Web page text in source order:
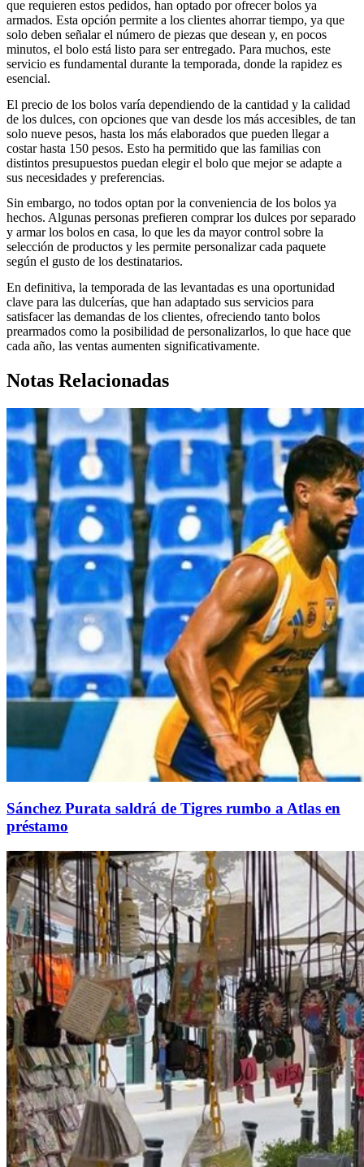
que requieren estos pedidos, han optado por ofrecer bolos ya
armados. Esta opción permite a los clientes ahorrar tiempo, ya que
solo deben señalar el número de piezas que desean y, en pocos
minutos, el bolo está listo para ser entregado. Para muchos, este
servicio es fundamental durante la temporada, donde la rapidez es
esencial.
El precio de los bolos varía dependiendo de la cantidad y la calidad
de los dulces, con opciones que van desde los más accesibles, de tan
solo nueve pesos, hasta los más elaborados que pueden llegar a
costar hasta 150 pesos. Esto ha permitido que las familias con
distintos presupuestos puedan elegir el bolo que mejor se adapte a
sus necesidades y preferencias.
Sin embargo, no todos optan por la conveniencia de los bolos ya
hechos. Algunas personas prefieren comprar los dulces por separado
y armar los bolos en casa, lo que les da mayor control sobre la
selección de productos y les permite personalizar cada paquete
según el gusto de los destinatarios.
En definitiva, la temporada de las levantadas es una oportunidad
clave para las dulcerías, que han adaptado sus servicios para
satisfacer las demandas de los clientes, ofreciendo tanto bolos
prearmados como la posibilidad de personalizarlos, lo que hace que
cada año, las ventas aumenten significativamente.
Notas Relacionadas
Sánchez Purata saldrá de Tigres rumbo a Atlas en
préstamo